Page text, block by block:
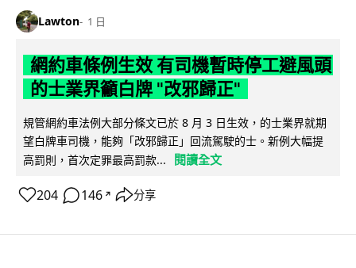
Lawton 1 日
網約車條例生效 有司機暫時停工避風頭
的士業界籲白牌 "改邪歸正"
規管網約車法例大部分條文已於 8 月 3 日生效，的士業界就期
望白牌車司機，能夠「改邪歸正」回流駕駛的士。新例大幅提
高罰則，首次定罪最高罰款...
閱讀全文
204 146 ↗ 分享